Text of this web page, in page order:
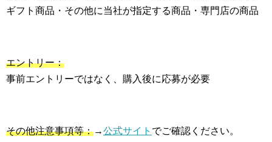
ギフト商品・その他に当社が指定する商品・専門店の商品
エントリー：
事前エントリーではなく、購入後に応募が必要
その他注意事項等：→公式サイト でご確認ください。